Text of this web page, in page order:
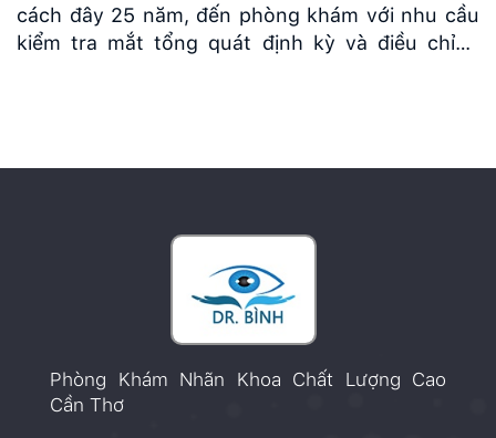
cách đây 25 năm, đến phòng khám với nhu cầu
kiểm tra mắt tổng quát định kỳ và điều chỉnh
Phòng Khám Nhãn Khoa Chất Lượng Cao
Cần Thơ